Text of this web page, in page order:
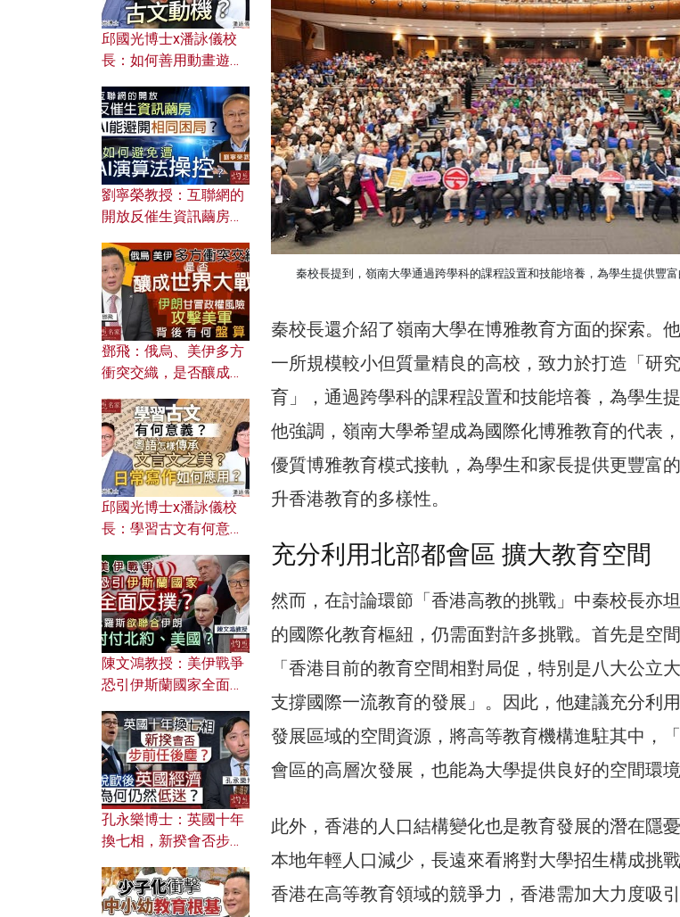
秦校長提到，嶺南大學通過跨學科的課程設置和技能培養，為學生提供豐富
秦校長還介紹了嶺南大學在博雅教育方面的探索。
一所規模較小但質量精良的高校，致力於打造「研
育」，通過跨學科的課程設置和技能培養，為學生
他強調，嶺南大學希望成為國際化博雅教育的代表
優質博雅教育模式接軌，為學生和家長提供更豐富
升香港教育的多樣性。
充分利用北部都會區 擴大教育空間
然而，在討論環節「香港高教的挑戰」中秦校長亦
的國際化教育樞紐，仍需面對許多挑戰。首先是空
「香港目前的教育空間相對局促，特別是八大公立
支撐國際一流教育的發展」。因此，他建議充分利
發展區域的空間資源，將高等教育機構進駐其中，
會區的高層次發展，也能為大學提供良好的空間環境
此外，香港的人口結構變化也是教育發展的潛在隱
本地年輕人口減少，長遠來看將對大學招生構成挑
香港在高等教育領域的競爭力，香港需加大力度吸
邱國光博士x潘詠儀校
長：如何善用動畫遊戲
劉寧榮教授：互聯網的
開放反催生資訊繭房，
何避免遭AI演算法操
控？
鄧飛：俄烏、美伊多方
衝突交織，是否釀成世
風險攻擊美軍，背後有
何盤算？
邱國光博士x潘詠儀校
長：學習古文有何意
文之美？ 日常寫作如何
應用？
陳文鴻教授：美伊戰爭
恐引伊斯蘭國家全面反
對付北約美國？
孔永樂博士：英國十年
換七相，新揆會否步前
濟為何仍然低迷？